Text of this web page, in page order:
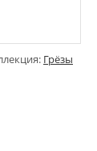
Грёзы